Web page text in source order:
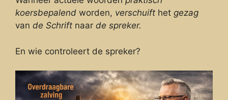
koersbepalend worden, verschuift het gezag
van de Schrift naar de spreker.
En wie controleert de spreker?